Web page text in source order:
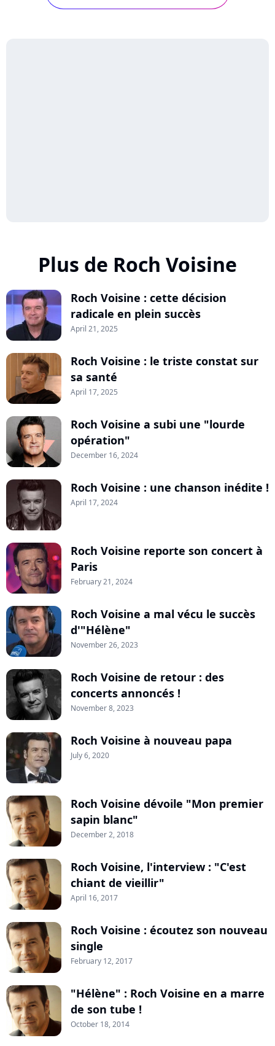
Plus de Roch Voisine
Roch Voisine : cette décision
radicale en plein succès
April 21, 2025
Roch Voisine : le triste constat sur
sa santé
April 17, 2025
Roch Voisine a subi une "lourde
opération"
December 16, 2024
Roch Voisine : une chanson inédite !
April 17, 2024
Roch Voisine reporte son concert à
Paris
February 21, 2024
Roch Voisine a mal vécu le succès
d'"Hélène"
November 26, 2023
Roch Voisine de retour : des
concerts annoncés !
November 8, 2023
Roch Voisine à nouveau papa
July 6, 2020
Roch Voisine dévoile "Mon premier
sapin blanc"
December 2, 2018
Roch Voisine, l'interview : "C'est
chiant de vieillir"
April 16, 2017
Roch Voisine : écoutez son nouveau
single
February 12, 2017
"Hélène" : Roch Voisine en a marre
de son tube !
October 18, 2014